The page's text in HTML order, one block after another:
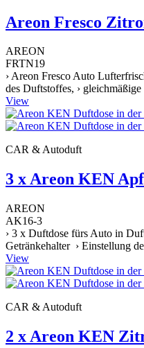
Areon Fresco
AREON
FRTN19
› Areon Fresco Auto
des Duftstoffes, ›
View
CAR & Autoduft
3 x Areon KEN
AREON
AK16-3
› 3 x Duftdose fürs Auto in
Getränkehalter › Einstellung
View
CAR & Autoduft
2 x Areon KEN